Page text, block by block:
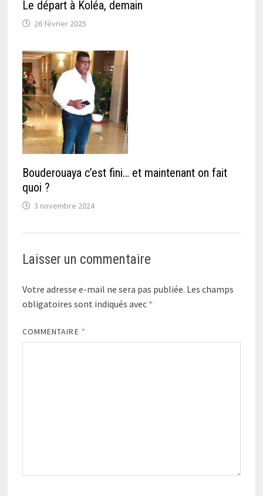
Le départ à Koléa, demain
26 février 2025
Bouderouaya c’est fini… et maintenant on fait
quoi ?
3 novembre 2024
Laisser un commentaire
Votre adresse e-mail ne sera pas publiée. Les champs
obligatoires sont indiqués avec *
COMMENTAIRE *